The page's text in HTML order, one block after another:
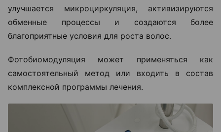
улучшается микроциркуляция, активизируются
обменные процессы и создаются более
благоприятные условия для роста волос.
Фотобиомодуляция может применяться как
самостоятельный метод или входить в состав
комплексной программы лечения.